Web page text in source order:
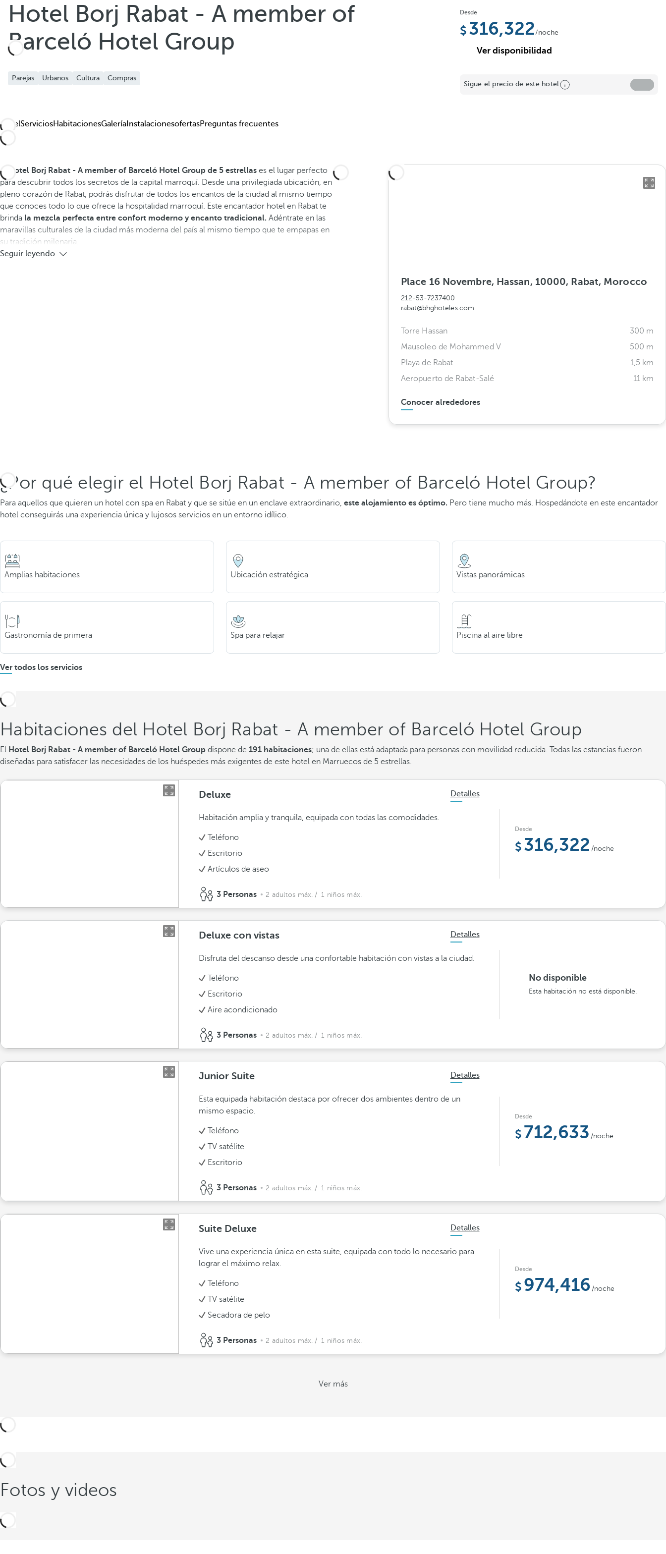
Desde
316,322/noche
Ver disponibilidad
Sigue el precio de este hotel
Hotel Borj Rabat - A member of
Barceló Hotel Group
Parejas Urbanos Cultura Compras
HotelServiciosHabitacionesGalería InstalacionesofertasPreguntas frecuentes
El Hotel Borj Rabat - A member of Barceló Hotel Group de 5 estrellas es el lugar perfecto
para descubrir todos los secretos de la capital marroquí. Desde una privilegiada ubicación, en
pleno corazón de Rabat, podrás disfrutar de todos los encantos de la ciudad al mismo tiempo
que conoces todo lo que ofrece la hospitalidad marroquí. Este encantador hotel en Rabat te
brinda la mezcla perfecta entre confort moderno y encanto tradicional. Adéntrate en las
maravillas culturales de la ciudad más moderna del país al mismo tiempo que te empapas en
su tradición milenaria.
Seguir leyendo
Place 16 Novembre, Hassan, 10000, Rabat, Morocco
212-53-7237400
rabat@bhghoteles.com
Torre Hassan
300 m
Mausoleo de Mohammed V
500 m
Playa de Rabat
1,5 km
Aeropuerto de Rabat-Salé
11 km
Conocer alrededores
¿Por qué elegir el Hotel Borj Rabat - A member of Barceló Hotel Group?
Para aquellos que quieren un hotel con spa en Rabat y que se sitúe en un enclave extraordinario, este alojamiento es óptimo. Pero tiene mucho más. Hospedándote en este encantador
hotel conseguirás una experiencia única y lujosos servicios en un entorno idílico.
Amplias habitaciones Ubicación estratégica Vistas panorámicas
Gastronomía de primera Spa para relajar Piscina al aire libre
Ver todos los servicios
Habitaciones del Hotel Borj Rabat - A member of Barceló Hotel Group
El Hotel Borj Rabat - A member of Barceló Hotel Group dispone de 191 habitaciones; una de ellas está adaptada para personas con movilidad reducida. Todas las estancias fueron
diseñadas para satisfacer las necesidades de los huéspedes más exigentes de este hotel en Marruecos de 5 estrellas.
Deluxe Detalles
Habitación amplia y tranquila, equipada con todas las comodidades.
Teléfono
Escritorio
Artículos de aseo
3 Personas 2 adultos máx. / 1 niños máx.
Desde
316,322 /noche
Deluxe con vistas Detalles
Disfruta del descanso desde una confortable habitación con vistas a la ciudad.
Teléfono
Escritorio
Aire acondicionado
3 Personas 2 adultos máx. / 1 niños máx.
No disponible
Esta habitación no está disponible.
Junior Suite Detalles
Esta equipada habitación destaca por ofrecer dos ambientes dentro de un
mismo espacio.
Teléfono
TV satélite
Escritorio
3 Personas 2 adultos máx. / 1 niños máx.
Desde
712,633 /noche
Suite Deluxe Detalles
Vive una experiencia única en esta suite, equipada con todo lo necesario para
lograr el máximo relax.
Teléfono
TV satélite
Secadora de pelo
3 Personas 2 adultos máx. / 1 niños máx.
Desde
974,416 /noche
Ver más
Fotos y videos